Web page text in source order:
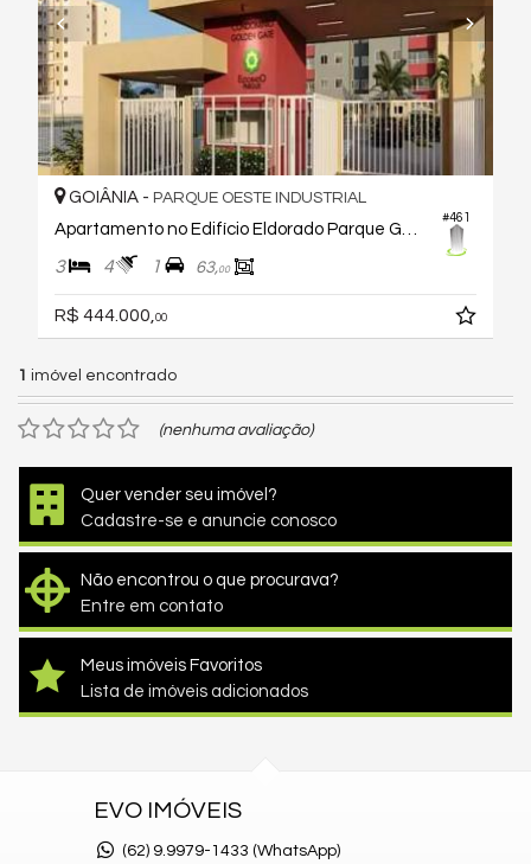
#461
GOIÂNIA - PARQUE OESTE INDUSTRIAL
Apartamento no Edifício Eldorado Parque Golden Gate
3 4 1 63,00
R$ 444.000, 00
1 imóvel encontrado
(nenhuma avaliação)
Quer vender seu imóvel?
Cadastre-se e anuncie conosco
Não encontrou o que procurava?
Entre em contato
Meus imóveis Favoritos
Lista de imóveis adicionados
EVO IMÓVEIS
(62) 9.9979-1433 (WhatsApp)